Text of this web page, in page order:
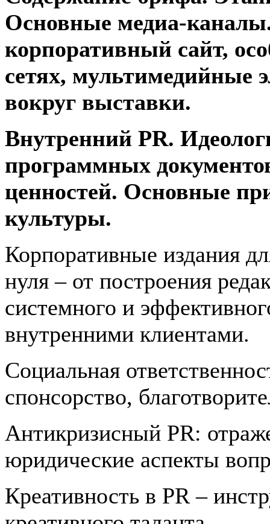
Основные медиа-
корпоративный сайт,
сетях, мультимедийные
вокруг выставки.
Внутренний PR.
программных
ценностей. Основные
культуры.
Корпоративные издания
нуля – от построения
системного и
внутренними клиентами.
Социальная
спонсорство,
Антикризисный PR:
юридические аспекты
Креативность в PR –